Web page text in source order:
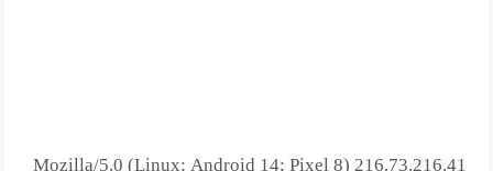
216.73.216.41 Mozilla/5.0 (Linux; Android 14; Pixel 8)